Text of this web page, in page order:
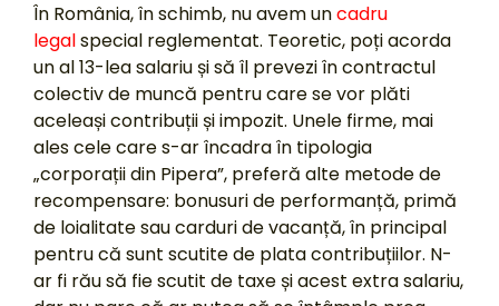
În România, în schimb, nu avem uncadru
legalspecial reglementat. Teoretic, poți acorda
un al 13-lea salariu și să îl prevezi în contractul
colectiv de muncă pentru care se vor plăti
aceleași contribuții și impozit. Unele firme, mai
ales cele care s-ar încadra în tipologia
„corporații din Pipera”, preferă alte metode de
recompensare: bonusuri de performanță, primă
de loialitate sau carduri de vacanță, în principal
pentru că sunt scutite de plata contribuțiilor. N-
ar fi rău să fie scutit de taxe și acest extra salariu,